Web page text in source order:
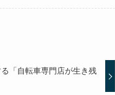
「自転車専門店が生き残